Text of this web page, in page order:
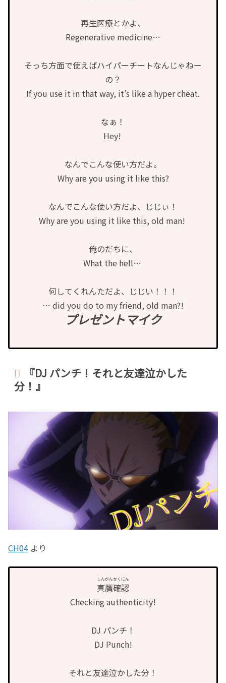
再生医療とかよ、
Regenerative medicine…
そっち方面で使えばハイパーチートなんじゃねー
の？
If you use it in that way, it’s like a hyper cheat.
なぁ！
Hey!
なんでこんな使い方だよ。
Why are you using it like this?
なんでこんな使い方だよ、じじぃ！
Why are you using it like this, old man!
俺のだちに、
What the hell…
何してくれんただよ、じじい！！！
… did you do to my friend, old man?!
プレゼントマイク
『DJ パンチ！それと友達泣かした
分！』
CH04 より
真贋確認
しんがんかくにん
Checking authenticity!
DJ パンチ！
DJ Punch!
それと友達泣かした分！